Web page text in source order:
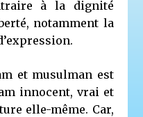
à la dignité
notamment la
et musulman est
innocent, vrai et
elle-même. Car,